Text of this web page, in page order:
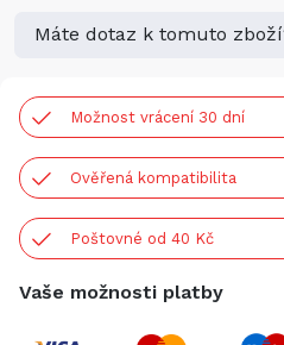
Máte dotaz k tomuto
Možnost vrácení 30 dní
Ověřená kompatibilita
Poštovné od 40 Kč
Vaše možnosti platby